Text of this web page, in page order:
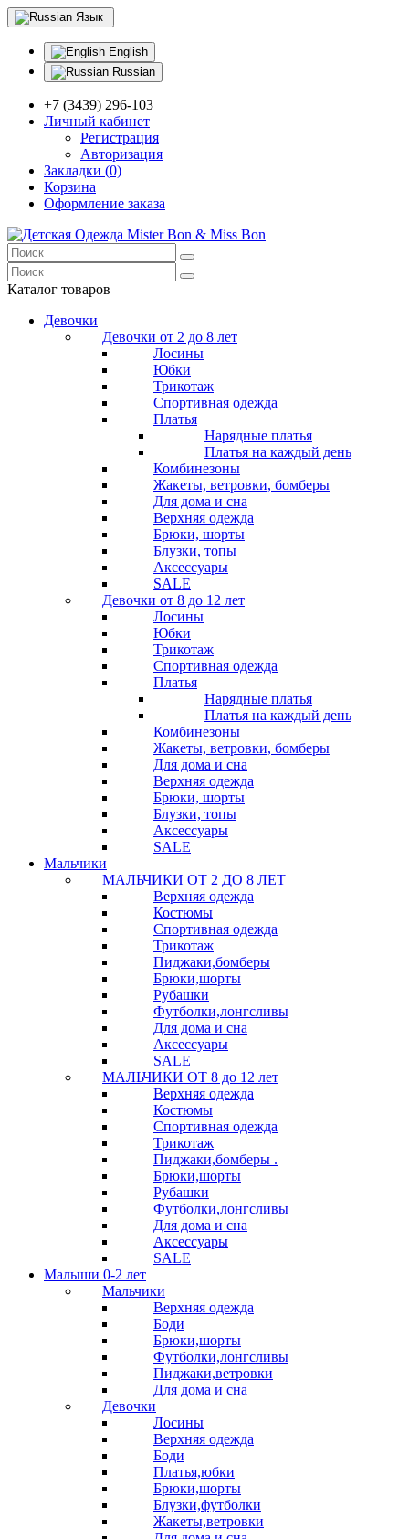
Язык
English
Russian
+7 (3439) 296-103
Личный кабинет
Регистрация
Авторизация
Закладки (0)
Корзина
Оформление заказа
Каталог товаров
Девочки
Девочки от 2 до 8 лет
Лосины
Юбки
Трикотаж
Спортивная одежда
Платья
Нарядные платья
Платья на каждый день
Комбинезоны
Жакеты, ветровки, бомберы
Для дома и сна
Верхняя одежда
Брюки, шорты
Блузки, топы
Аксессуары
SALE
Девочки от 8 до 12 лет
Лосины
Юбки
Трикотаж
Спортивная одежда
Платья
Нарядные платья
Платья на каждый день
Комбинезоны
Жакеты, ветровки, бомберы
Для дома и сна
Верхняя одежда
Брюки, шорты
Блузки, топы
Аксессуары
SALE
Мальчики
МАЛЬЧИКИ ОТ 2 ДО 8 ЛЕТ
Верхняя одежда
Костюмы
Спортивная одежда
Трикотаж
Пиджаки,бомберы
Брюки,шорты
Рубашки
Футболки,лонгсливы
Для дома и сна
Аксессуары
SALE
МАЛЬЧИКИ ОТ 8 до 12 лет
Верхняя одежда
Костюмы
Спортивная одежда
Трикотаж
Пиджаки,бомберы .
Брюки,шорты
Рубашки
Футболки,лонгсливы
Для дома и сна
Аксессуары
SALE
Малыши 0-2 лет
Мальчики
Верхняя одежда
Боди
Брюки,шорты
Футболки,лонгсливы
Пиджаки,ветровки
Для дома и сна
Девочки
Лосины
Верхняя одежда
Боди
Платья,юбки
Брюки,шорты
Блузки,футболки
Жакеты,ветровки